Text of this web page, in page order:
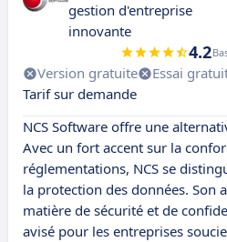
gestion d'entreprise
innovante
4.2
Version gratuite Essai
Tarif sur demande
NCS Software offre une
Avec un fort accent sur la
réglementations, NCS se
la protection des données. Son
matière de sécurité et de
avisé pour les entreprises